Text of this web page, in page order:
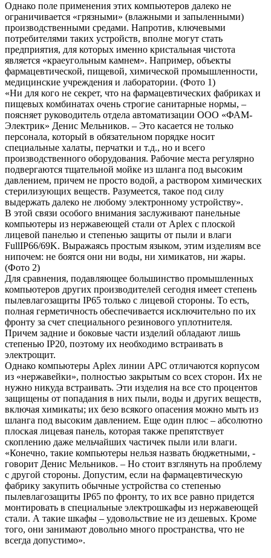
Однако поле применения этих компьютеров далеко не
ограничивается «грязными» (влажными и запыленными)
производственными средами. Напротив, ключевыми
потребителями таких устройств, вполне могут стать
предприятия, для которых именно кристальная чистота
является «краеугольным камнем». Например, объекты
фармацевтической, пищевой, химической промышленности,
медицинские учреждения и лаборатории. (Фото 1)
«Ни для кого не секрет, что на фармацевтических фабриках и
пищевых комбинатах очень строгие санитарные нормы, –
поясняет руководитель отдела автоматизации ООО «ФАМ-
Электрик» Денис Мельников. – Это касается не только
персонала, который в обязательном порядке носит
специальные халаты, перчатки и т.д., но и всего
производственного оборудования. Рабочие места регулярно
подвергаются тщательной мойке из шланга под высоким
давлением, причем не просто водой, а раствором химических
стерилизующих веществ. Разумеется, такое под силу
выдержать далеко не любому электронному устройству».
В этой связи особого внимания заслуживают панельные
компьютеры из нержавеющей стали от Aplex с плоской
лицевой панелью и степенью защиты от пыли и влаги
FullIP66/69K. Выражаясь простым языком, этим изделиям все
нипочем: не боятся они ни воды, ни химикатов, ни жары.
(Фото 2)
Для сравнения, подавляющее большинство промышленных
компьютеров других производителей сегодня имеет степень
пылевлагозащиты IP65 только с лицевой стороны. То есть,
полная герметичность обеспечивается исключительно по их
фронту за счет специального резинового уплотнителя.
Причем задние и боковые части изделий обладают лишь
степенью IP20, поэтому их необходимо встраивать в
электрощит.
Однако компьютеры Aplex линии APC отличаются корпусом
из «нержавейки», полностью закрытым со всех сторон. Их не
нужно никуда встраивать. Эти изделия на все сто процентов
защищены от попадания в них пыли, воды и других веществ,
включая химикаты; их безо всякого опасения можно мыть из
шланга под высоким давлением. Еще один плюс – абсолютно
плоская лицевая панель, которая также препятствует
скоплению даже мельчайших частичек пыли или влаги.
«Конечно, такие компьютеры нельзя назвать бюджетными, -
говорит Денис Мельников. – Но стоит взглянуть на проблему
с другой стороны. Допустим, если на фармацевтическую
фабрику закупить обычные устройства со степенью
пылевлагозащиты IP65 по фронту, то их все равно придется
монтировать в специальные электрошкафы из нержавеющей
стали. А такие шкафы – удовольствие не из дешевых. Кроме
того, они занимают довольно много пространства, что не
всегда допустимо».